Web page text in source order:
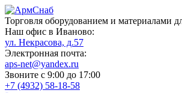
Торговля оборудованием и материалами
Наш офис в Иваново:
ул. Некрасова, д.57
Электронная почта:
aps-net@yandex.ru
Звоните с 9:00 до 17:00
+7 (4932) 58-18-58